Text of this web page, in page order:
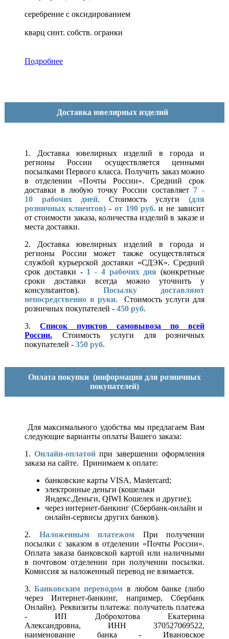
серебрение с оксидированием
кварц синт. собств. огранки
Подробнее
Доставка ювелирных изделий
1. Доставка ювелирных изделий в города и
регионы России осуществляется ценными
посылками Первого класса. Получить заказ можно
в отделении «Почты России». Средний срок
доставки в любую точку России составляет 7 -
10 рабочих дней. Стоимость услуги(для
розничных клиентов)- от 190 руб. и не зависит
от стоимости заказа, количества изделий в заказе и
места доставки.
2. Доставка ювелирных изделий в города и
регионы России может также осуществляться
службой курьерской доставки «СДЭК». Средний
срок доставки - 1 - 4 рабочих дня (конкретные
сроки доставки всегда можно уточнить у
консультантов). Посылку доставляют
непосредственно в руки.
Стоимость услуги для
розничных покупателей - 450 руб.
3. Список пунктов самовывоза по всей
России.
Стоимость услуги для розничных
покупателей - 350 руб.
Оплата покупки (информация для розничных
покупателей)
Для максимального удобства мы предлагаем Вам
следующие варианты оплаты Вашего заказа:
1. Онлайн-оплатой при завершении оформления
заказа на сайте. Принимаем к оплате:
банковские карты VISA, Mastercard;
электронные деньги (кошельки
Яндекс.Деньги, QIWI Кошелек и другие);
через интернет-банкинг (Сбербанк-онлайн и
онлайн-сервисы других банков).
2. Наложенным платежом При получении
посылки с заказом в отделении «Почты России».
Оплата заказа банковской картой или наличными
в почтовом отделении при получении посылки.
Комиссия за наложенный перевод не взимается.
3.Банковским переводом в любом банке (либо
через Интернет-банкинг, например, Сбербанк
Онлайн). Реквизиты платежа: получатель платежа
- ИП Доброхотова Екатерина
Александровна, ИНН 370527069522,
наименование банка - Ивановское